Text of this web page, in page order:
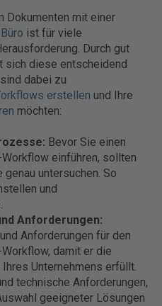
Dokumenten mit einer
ist für viele
Durch gut
sich diese entscheidend
dabei zu
erstellen und Ihre
möchten:
Bevor Sie einen
einführen, sollten
untersuchen. So
und
Anforderungen:
Anforderungen für den
damit er die
Unternehmens erfüllt.
technische Anforderungen,
geeigneter Lösungen